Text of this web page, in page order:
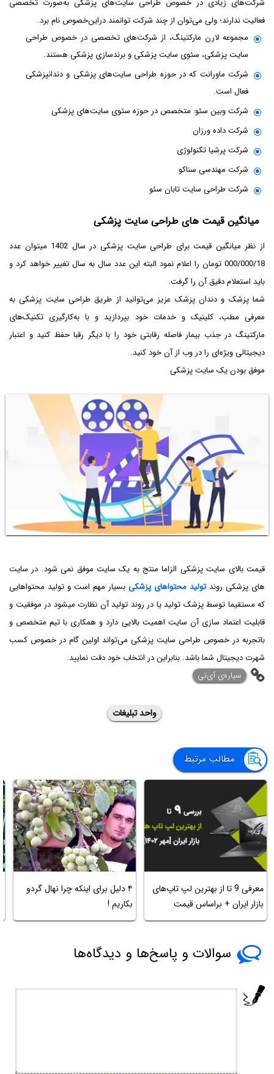
شرکت‌های زیادی در خصوص طراحی سایت‌های پزشکی به‌صورت تخصصی
فعالیت ندارند؛ ولی می‌توان از چند شرکت توانمند دراین‌خصوص نام برد.
مجموعه لارن مارکتینگ، از شرکت‌های تخصصی در خصوص طراحی
سایت پزشکی، سئوی سایت پزشکی و برندسازی پزشکی هستند.
شرکت ماورانت که در حوزه طراحی سایت‌های پزشکی و دندانپزشکی
فعال است.
شرکت وبین سئو: متخصص در حوزه سئوی سایت‌های پزشکی
شرکت داده ورزان
شرکت پرشیا تکنولوژی
شرکت مهندسی سناکو
شرکت طراحی سایت تابان سئو
میانگین قیمت های طراحی سایت پزشکی
از نظر میانگین قیمت برای طراحی سایت پزشکی در سال 1402 میتوان عدد
000/000/18 تومان را اعلام نمود البته این عدد سال به سال تغییر خواهد کرد و
باید استعلام دقیق آن را گرفت.
شما پزشک و دندان پزشک عزیز می‌توانید از طریق طراحی سایت پزشکی به
معرفی مطب، کلینیک و خدمات خود بپردازید و با به‌کارگیری تکنیک‌های
مارکتینگ در جذب بیمار فاصله رقابتی خود را با دیگر رقبا حفظ کنید و اعتبار
دیجیتالی ویژه‌ای را در وب از آن خود کنید.
موفق بودن یک سایت پزشکی
قیمت بالای سایت پزشکی الزاما منتج به یک سایت موفق نمی شود. در سایت
های پزشکی روندتولید محتواهای پزشکی بسیار مهم است و تولید محتواهایی
که مستقیما توسط پزشک تولید یا در روند تولید آن نظارت میشود در موفقیت و
قابلیت اعتماد سازی آن سایت اهمیت بالایی دارد و همکاری با تیم متخصص و
باتجربه در خصوص طراحی سایت پزشکی می‌تواند اولین گام در خصوص کسب
شهرت دیجیتال شما باشد. بنابراین در انتخاب خود دقت نمایید.
‌سیاره‌ی آی‌تی
واحد تبلیغات
مطالب مرتبط
معرفی 9 تا از بهترین لپ تاپ‌های
بازار ایران + براساس قیمت
۴ دلیل برای اینکه چرا نهال گردو
بکاریم !
سوالات و پاسخ‌ها و دیدگاه‌ها